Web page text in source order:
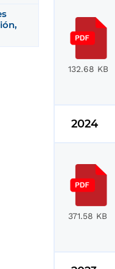
132.68 KB
2024
371.58 KB